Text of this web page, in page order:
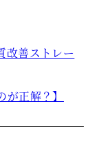
改善ストレー
正解？】